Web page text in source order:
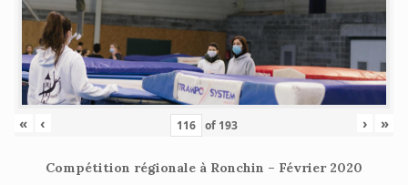
« ‹ of 193 › »
Compétition régionale à Ronchin – Février 2020